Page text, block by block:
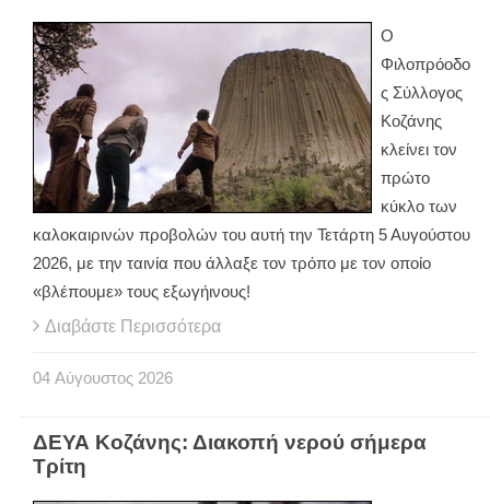
Ο
Φιλοπρόοδο
ς Σύλλογος
Κοζάνης
κλείνει τον
πρώτο
κύκλο των
καλοκαιρινών προβολών του αυτή την Τετάρτη 5 Αυγούστου
2026, με την ταινία που άλλαξε τον τρόπο με τον οποίο
«βλέπουμε» τους εξωγήινους!
Διαβάστε Περισσότερα
04 Αύγουστος 2026
ΔΕΥΑ Κοζάνης: Διακοπή νερού σήμερα
Τρίτη